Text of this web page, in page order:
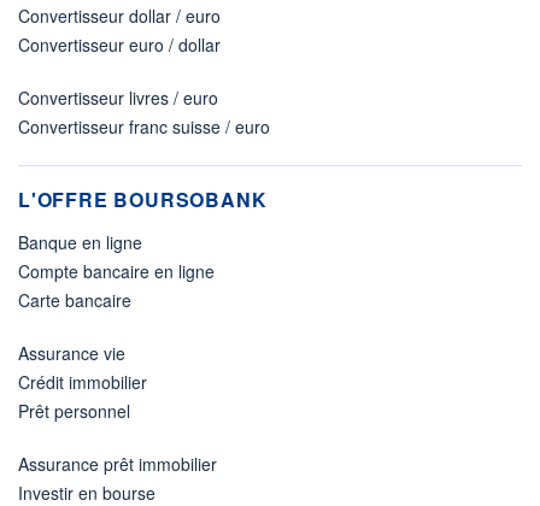
Convertisseur dollar / euro
Convertisseur euro / dollar
Convertisseur livres / euro
Convertisseur franc suisse / euro
L'OFFRE BOURSOBANK
Banque en ligne
Compte bancaire en ligne
Carte bancaire
Assurance vie
Crédit immobilier
Prêt personnel
Assurance prêt immobilier
Investir en bourse